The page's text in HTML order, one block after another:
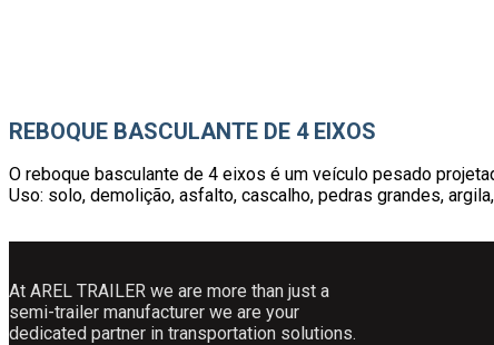
REBOQUE BASCULANTE DE 4 EIXOS
O reboque basculante de 4 eixos é um veículo pesado
Uso: solo, demolição, asfalto, cascalho, pedras grandes,
At AREL TRAILER we are more than just a
semi-trailer manufacturer we are your
dedicated partner in transportation solutions.